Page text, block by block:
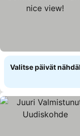
Valitse päivät